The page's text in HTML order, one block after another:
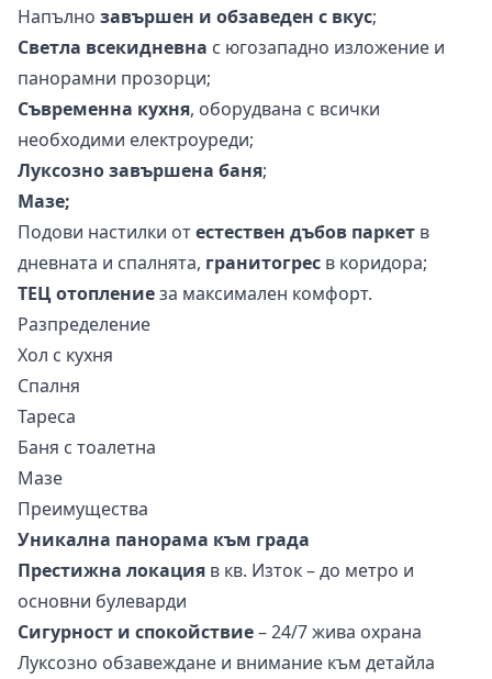
Напълно завършен и обзаведен с вкус;
Светла всекидневна с югозападно изложение и
панорамни прозорци;
Съвременна кухня, оборудвана с всички
необходими електроуреди;
Луксозно завършена баня;
Мазе;
Подови настилки отестествен дъбов паркет в
дневната и спалнята, гранитогрес в коридора;
ТЕЦ отоплениеза максимален комфорт.
Разпределение
Хол с кухня
Спалня
Тареса
Баня с тоалетна
Мазе
Преимущества
Уникална панорама към града
Престижна локация в кв. Изток – до метро и
основни булеварди
Сигурност и спокойствие– 24/7 жива охрана
Луксозно обзавеждане и внимание към детайла